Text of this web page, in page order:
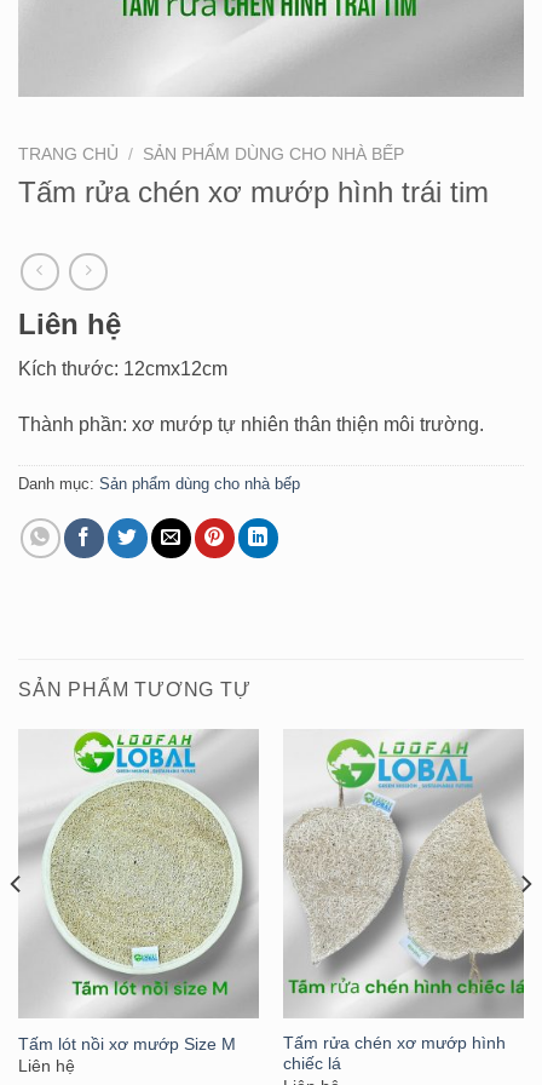
TRANG CHỦ / SẢN PHẨM DÙNG CHO NHÀ BẾP
Tấm rửa chén xơ mướp hình trái tim
Liên hệ
Kích thước: 12cmx12cm
Thành phần: xơ mướp tự nhiên thân thiện môi trường.
Danh mục: Sản phẩm dùng cho nhà bếp
SẢN PHẨM TƯƠNG TỰ
Tấm lót nồi xơ mướp Size M
Liên hệ
Tấm rửa chén xơ mướp hình
chiếc lá